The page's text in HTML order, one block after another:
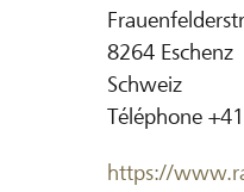
8264 Eschenz
Schweiz
Téléphone
https://